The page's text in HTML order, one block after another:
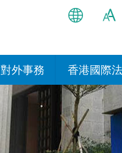
简
EN
Bahasa
हिन्दी (印度
A
A
對外事務
國際政府機構在香港設
處或運作
多邊協定
香港國際
我們的學院
我們的專